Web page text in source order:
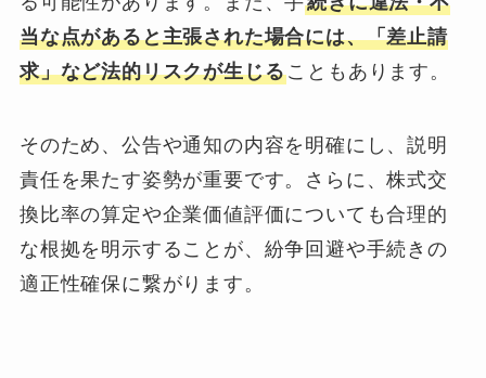
当な点があると主張された場合には、「差止請
求」など法的リスクが生じることもあります。
そのため、公告や通知の内容を明確にし、説明
責任を果たす姿勢が重要です。さらに、株式交
換比率の算定や企業価値評価についても合理的
な根拠を明示することが、紛争回避や手続きの
適正性確保に繋がります。